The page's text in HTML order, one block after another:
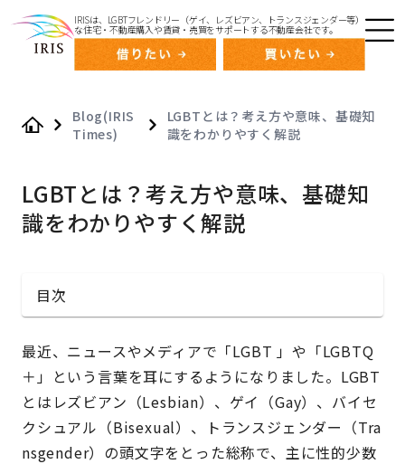
IRISは、LGBTフレンドリー（ゲイ、レズビアン、トランスジェンダー等）
な住宅・不動産購入や賃貸・売買をサポートする不動産会社です。
Blog(IRIS
Times)
LGBTとは？考え方や意味、基礎知
識をわかりやすく解説
LGBTとは？考え方や意味、基礎知
識をわかりやすく解説
最近、ニュースやメディアで「LGBT 」や「LGBTQ
＋」という言葉を耳にするようになりました。LGBT
とはレズビアン（Lesbian）、ゲイ（Gay）、バイセ
クシュアル（Bisexual）、トランスジェンダー（Tra
nsgender）の頭文字をとった総称で、主に性的少数
目次